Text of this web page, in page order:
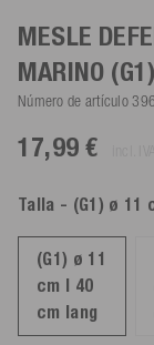
MESLE
MARINO
Número de artículo
17,99 €
Talla - (G1) ø 11
(G1) ø 11
cm | 40
cm lang